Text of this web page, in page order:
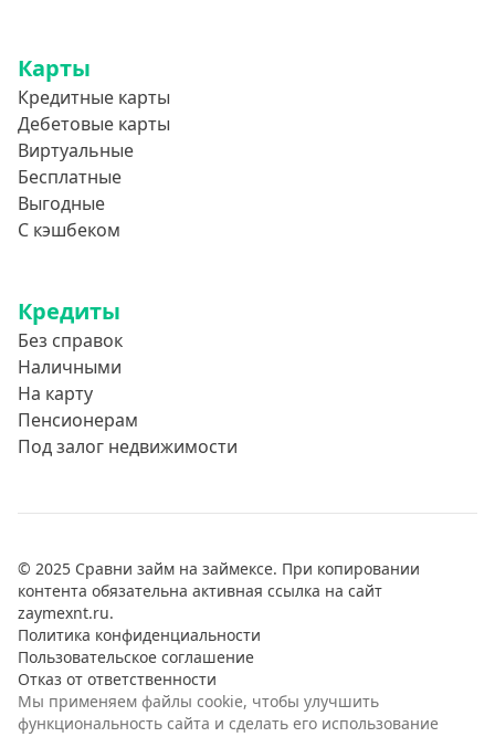
Карты
Кредитные карты
Дебетовые карты
Виртуальные
Бесплатные
Выгодные
С кэшбеком
Кредиты
Без справок
Наличными
На карту
Пенсионерам
Под залог недвижимости
© 2025 Сравни займ на займексе. При копировании
контента обязательна активная ссылка на сайт
zaymexnt.ru.
Политика конфиденциальности
Пользовательское соглашение
Отказ от ответственности
Мы применяем файлы cookie, чтобы улучшить
функциональность сайта и сделать его использование